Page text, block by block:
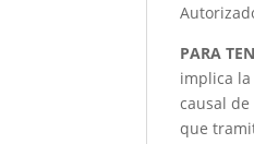
PARA
implica
causal
que